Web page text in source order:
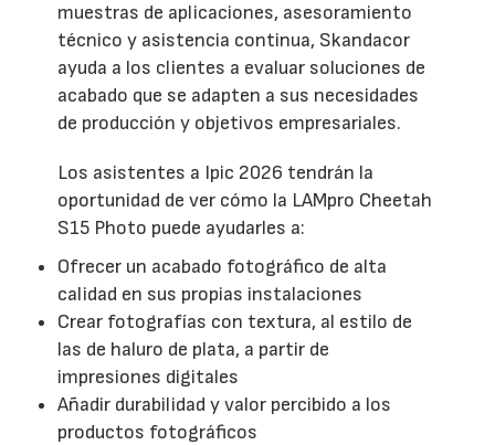
muestras de aplicaciones, asesoramiento
técnico y asistencia continua, Skandacor
ayuda a los clientes a evaluar soluciones de
acabado que se adapten a sus necesidades
de producción y objetivos empresariales.
Los asistentes a Ipic 2026 tendrán la
oportunidad de ver cómo la LAMpro Cheetah
S15 Photo puede ayudarles a:
Ofrecer un acabado fotográfico de alta
calidad en sus propias instalaciones
Crear fotografías con textura, al estilo de
las de haluro de plata, a partir de
impresiones digitales
Añadir durabilidad y valor percibido a los
productos fotográficos